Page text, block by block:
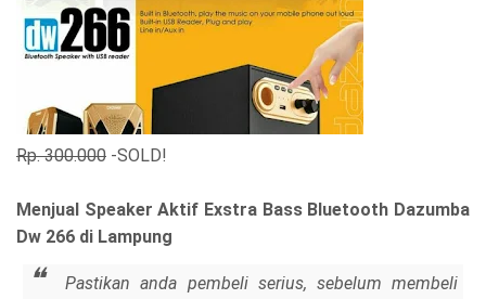
Rp. 300.000 -SOLD!
Menjual Speaker Aktif Exstra Bass Bluetooth Dazumba
Dw 266 di Lampung
Pastikan anda pembeli serius, sebelum membeli